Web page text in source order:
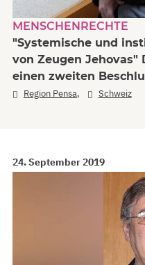
MENSCHENRECHTE
"Systemische und
von Zeugen Jehovas"
einen zweiten
Region Pensa, Schweiz
24. September 2019